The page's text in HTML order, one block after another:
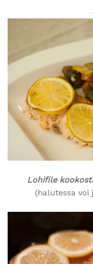
Lohifile
(halutessa voi